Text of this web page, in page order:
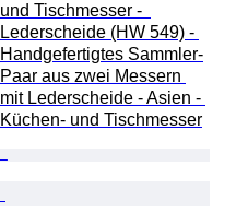
und Tischmesser -
Lederscheide (HW 549) -
Handgefertigtes Sammler-
Paar aus zwei Messern
mit Lederscheide - Asien -
Küchen- und Tischmesser